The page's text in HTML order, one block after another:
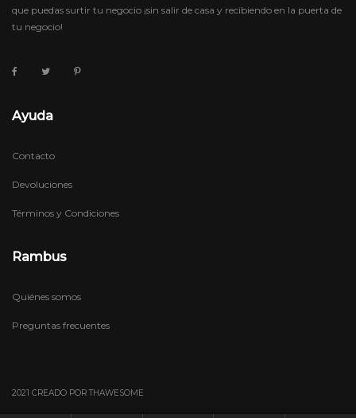
que puedas surtir tu negocio ¡sin salir de casa y recibiendo en la puerta de
tu negocio!
Ayuda
Contacto
Devoluciones
Términos y Condiciones
Rambus
Quiénes somos
Preguntas frecuentes
2021 CREADO POR THAWESOME